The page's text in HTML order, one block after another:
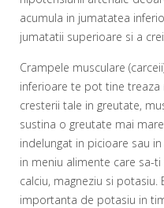
acumula in jumatatea
jumatatii superioare si a
Crampele musculare
inferioare te pot tine treaza
cresterii tale in greutate,
sustina o greutate mai
indelungat in picioare sau
in meniu alimente care sa-
calciu, magneziu si potasiu.
importanta de potasiu in